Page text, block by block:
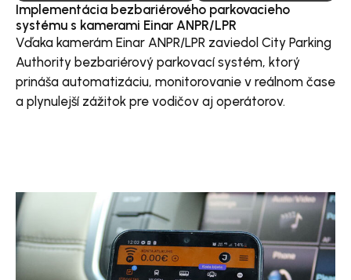
Implementácia bezbariérového parkovacieho
systému s kamerami Einar ANPR/LPR
Vďaka kamerám Einar ANPR/LPR zaviedol City Parking
Authority bezbariérový parkovací systém, ktorý
prináša automatizáciu, monitorovanie v reálnom čase
a plynulejší zážitok pre vodičov aj operátorov.